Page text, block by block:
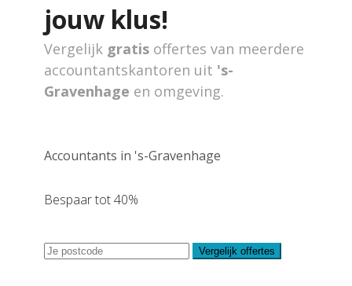
jouw klus!
Vergelijk gratis offertes van meerdere
accountantskantoren uit 's-
Gravenhage en omgeving.
Accountants in 's-Gravenhage
Bespaar tot 40%
Vergelijk offertes